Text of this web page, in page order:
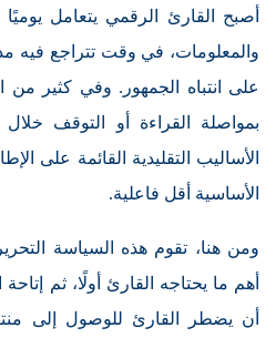
أصبح القارئ الرقمي يتعامل
والمعلومات، في وقت تتراجع فيه
على انتباه الجمهور. وفي كثير من
بمواصلة القراءة أو التوقف
الأساليب التقليدية القائمة على
الأساسية أقل فاعلية.
ومن هنا، تقوم هذه السياسة
أهم ما يحتاجه القارئ أولًا، ثم
أن يضطر القارئ للوصول إلى